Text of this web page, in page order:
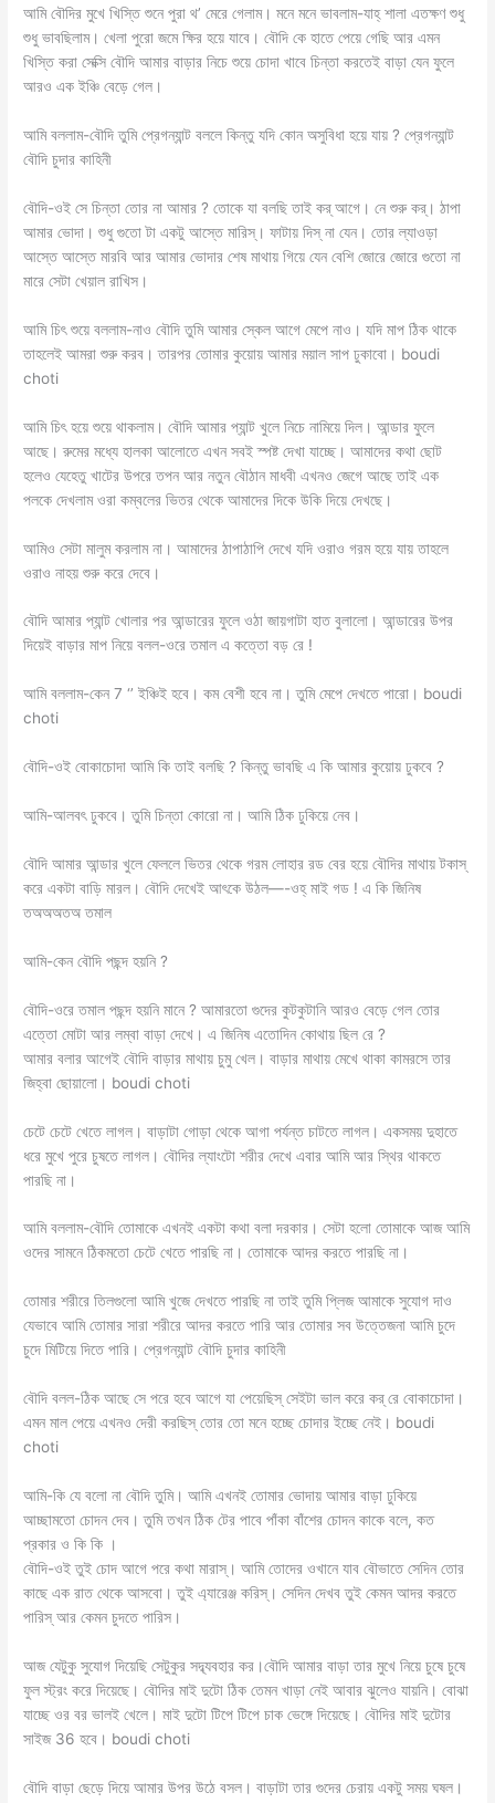
আমি বৌদির মুখে খিস্তি শুনে পুরা থ’ মেরে গেলাম। মনে মনে ভাবলাম-যাহ্ শালা এতক্ষণ শুধু
শুধু ভাবছিলাম। খেলা পুরো জমে ক্ষির হয়ে যাবে। বৌদি কে হাতে পেয়ে গেছি আর এমন
খিস্তি করা সেক্সি বৌদি আমার বাড়ার নিচে শুয়ে চোদা খাবে চিন্তা করতেই বাড়া যেন ফুলে
আরও এক ইঞ্চি বেড়ে গেল।
আমি বললাম-বৌদি তুমি প্রেগন্যান্ট বললে কিন্তু যদি কোন অসুবিধা হয়ে যায় ? প্রেগন্যান্ট
বৌদি চুদার কাহিনী
বৌদি-ওই সে চিন্তা তোর না আমার ? তোকে যা বলছি তাই কর্ আগে। নে শুরু কর্। ঠাপা
আমার ভোদা। শুধু গুতো টা একটু আস্তে মারিস্। ফাটায় দিস্ না যেন। তোর ল্যাওড়া
আস্তে আস্তে মারবি আর আমার ভোদার শেষ মাথায় গিয়ে যেন বেশি জোরে জোরে গুতো না
মারে সেটা খেয়াল রাখিস।
আমি চিৎ শুয়ে বললাম-নাও বৌদি তুমি আমার স্কেল আগে মেপে নাও। যদি মাপ ঠিক থাকে
তাহলেই আমরা শুরু করব। তারপর তোমার কুয়োয় আমার ময়াল সাপ ঢুকাবো। boudi
choti
আমি চিৎ হয়ে শুয়ে থাকলাম। বৌদি আমার প্যান্ট খুলে নিচে নামিয়ে দিল। আন্ডার ফুলে
আছে। রুমের মধ্যে হালকা আলোতে এখন সবই স্পষ্ট দেখা যাচ্ছে। আমাদের কথা ছোট
হলেও যেহেতু খাটের উপরে তপন আর নতুন বৌঠান মাধবী এখনও জেগে আছে তাই এক
পলকে দেখলাম ওরা কম্বলের ভিতর থেকে আমাদের দিকে উকি দিয়ে দেখছে।
আমিও সেটা মালুম করলাম না। আমাদের ঠাপাঠাপি দেখে যদি ওরাও গরম হয়ে যায় তাহলে
ওরাও নাহয় শুরু করে দেবে।
বৌদি আমার প্যান্ট খোলার পর আন্ডারের ফুলে ওঠা জায়গাটা হাত বুলালো। আন্ডারের উপর
দিয়েই বাড়ার মাপ নিয়ে বলল-ওরে তমাল এ কত্তো বড় রে !
আমি বললাম-কেন 7 ‘’ ইঞ্চিই হবে। কম বেশী হবে না। তুমি মেপে দেখতে পারো। boudi
choti
বৌদি-ওই বোকাচোদা আমি কি তাই বলছি ? কিন্তু ভাবছি এ কি আমার কুয়োয় ঢুকবে ?
আমি-আলবৎ ঢুকবে। তুমি চিন্তা কোরো না। আমি ঠিক ঢুকিয়ে নেব।
বৌদি আমার আন্ডার খুলে ফেললে ভিতর থেকে গরম লোহার রড বের হয়ে বৌদির মাথায় টকাস্
করে একটা বাড়ি মারল। বৌদি দেখেই আৎকে উঠল—-ওহ্ মাই গড ! এ কি জিনিষ
তঅঅঅতঅ তমাল
আমি-কেন বৌদি পছন্দ হয়নি ?
বৌদি-ওরে তমাল পছন্দ হয়নি মানে ? আমারতো গুদের কুটকুটানি আরও বেড়ে গেল তোর
এত্তো মোটা আর লম্বা বাড়া দেখে। এ জিনিষ এতোদিন কোথায় ছিল রে ?
আমার বলার আগেই বৌদি বাড়ার মাথায় চুমু খেল। বাড়ার মাথায় মেখে থাকা কামরসে তার
জিহ্বা ছোয়ালো। boudi choti
চেটে চেটে খেতে লাগল। বাড়াটা গোড়া থেকে আগা পর্যন্ত চাটতে লাগল। একসময় দুহাতে
ধরে মুখে পুরে চুষতে লাগল। বৌদির ল্যাংটো শরীর দেখে এবার আমি আর স্থির থাকতে
পারছি না।
আমি বললাম-বৌদি তোমাকে এখনই একটা কথা বলা দরকার। সেটা হলো তোমাকে আজ আমি
ওদের সামনে ঠিকমতো চেটে খেতে পারছি না। তোমাকে আদর করতে পারছি না।
তোমার শরীরে তিলগুলো আমি খুজে দেখতে পারছি না তাই তুমি প্লিজ আমাকে সুযোগ দাও
যেভাবে আমি তোমার সারা শরীরে আদর করতে পারি আর তোমার সব উত্তেজনা আমি চুদে
চুদে মিটিয়ে দিতে পারি। প্রেগন্যান্ট বৌদি চুদার কাহিনী
বৌদি বলল-ঠিক আছে সে পরে হবে আগে যা পেয়েছিস্ সেইটা ভাল করে কর্ রে বোকাচোদা।
এমন মাল পেয়ে এখনও দেরী করছিস্ তোর তো মনে হচ্ছে চোদার ইচ্ছে নেই। boudi
choti
আমি-কি যে বলো না বৌদি তুমি। আমি এখনই তোমার ভোদায় আমার বাড়া ঢুকিয়ে
আচ্ছামতো চোদন দেব। তুমি তখন ঠিক টের পাবে পাঁকা বাঁশের চোদন কাকে বলে, কত
প্রকার ও কি কি ।
বৌদি-ওই তুই চোদ আগে পরে কথা মারাস্। আমি তোদের ওখানে যাব বৌভাতে সেদিন তোর
কাছে এক রাত থেকে আসবো। তুই এ্যারেঞ্জ করিস্। সেদিন দেখব তুই কেমন আদর করতে
পারিস্ আর কেমন চুদতে পারিস।
আজ যেটুকু সুযোগ দিয়েছি সেটুকুর সদ্ব্যবহার কর।বৌদি আমার বাড়া তার মুখে নিয়ে চুষে চুষে
ফুল স্ট্রং করে দিয়েছে। বৌদির মাই দুটো ঠিক তেমন খাড়া নেই আবার ঝুলেও যায়নি। বোঝা
যাচ্ছে ওর বর ভালই খেলে। মাই দুটো টিপে টিপে চাক ভেঙ্গে দিয়েছে। বৌদির মাই দুটোর
সাইজ 36 হবে। boudi choti
বৌদি বাড়া ছেড়ে দিয়ে আমার উপর উঠে বসল। বাড়াটা তার গুদের চেরায় একটু সময় ঘষল।